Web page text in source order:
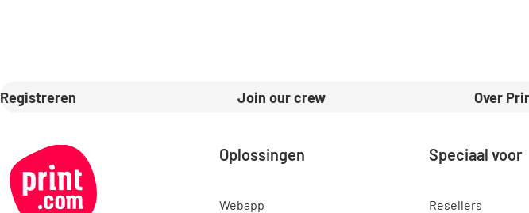
Registreren Join our crew Over
Oplossingen
Webapp
Speciaal voor
Resellers